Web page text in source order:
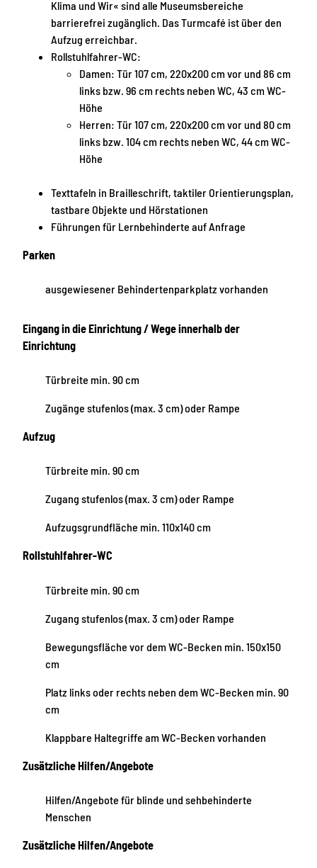
Klima und Wir« sind alle Museumsbereiche
barrierefrei zugänglich. Das Turmcafé ist über den
Aufzug erreichbar.
Rollstuhlfahrer-WC:
Damen: Tür 107 cm, 220x200 cm vor und 86 cm
links bzw. 96 cm rechts neben WC, 43 cm WC-
Höhe
Herren: Tür 107 cm, 220x200 cm vor und 80 cm
links bzw. 104 cm rechts neben WC, 44 cm WC-
Höhe
Texttafeln in Brailleschrift, taktiler Orientierungsplan,
tastbare Objekte und Hörstationen
Führungen für Lernbehinderte auf Anfrage
Parken
ausgewiesener Behindertenparkplatz vorhanden
Eingang in die Einrichtung / Wege innerhalb der
Einrichtung
Türbreite min. 90 cm
Zugänge stufenlos (max. 3 cm) oder Rampe
Aufzug
Türbreite min. 90 cm
Zugang stufenlos (max. 3 cm) oder Rampe
Aufzugsgrundfläche min. 110x140 cm
Rollstuhlfahrer-WC
Türbreite min. 90 cm
Zugang stufenlos (max. 3 cm) oder Rampe
Bewegungsfläche vor dem WC-Becken min. 150x150
cm
Platz links oder rechts neben dem WC-Becken min. 90
cm
Klappbare Haltegriffe am WC-Becken vorhanden
Zusätzliche Hilfen/Angebote
Hilfen/Angebote für blinde und sehbehinderte
Menschen
Zusätzliche Hilfen/Angebote